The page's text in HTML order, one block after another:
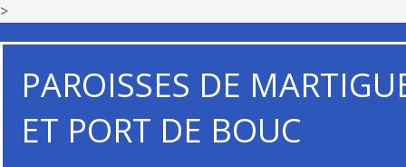
>
PAROISSES DE
ET PORT DE BOUC